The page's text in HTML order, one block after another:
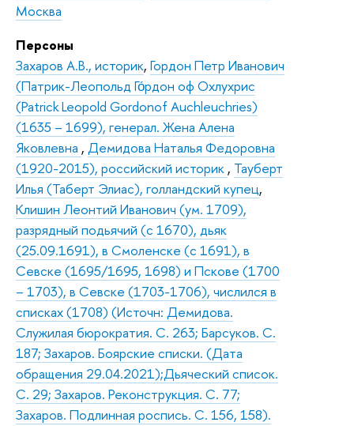
Москва
Персоны
Захаров А.В., историк, Гордон Петр Иванович
(Патрик-Леопольд Го́рдон оф Охлухрис
(Patrick Leopold Gordonof Auchleuchries)
(1635 – 1699), генерал. Жена Алена
Яковлевна , Демидова Наталья Федоровна
(1920-2015), российский историк , Тауберт
Илья (Таберт Элиас), голландский купец,
Клишин Леонтий Иванович (ум. 1709),
разрядный подьячий (с 1670), дьяк
(25.09.1691), в Смоленске (с 1691), в
Севске (1695/1695, 1698) и Пскове (1700
– 1703), в Севске (1703-1706), числился в
списках (1708) (Источн: Демидова.
Служилая бюрократия. С. 263; Барсуков. С.
187; Захаров. Боярские списки. (Дата
обращения 29.04.2021);Дьяческий список.
С. 29; Захаров. Реконструкция. С. 77;
Захаров. Подлинная роспись. С. 156, 158).